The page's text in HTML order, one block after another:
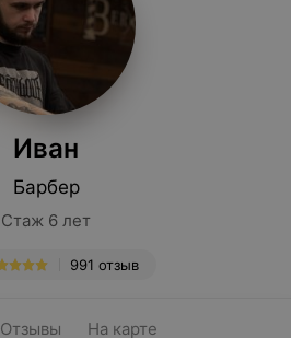
Иван
Барбер
Стаж 6 лет
991 отзыв
Отзывы На карте